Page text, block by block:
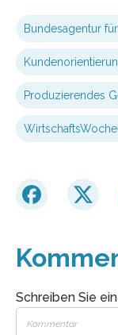
Bundesagentur
Produzierendes
Schreiben Sie